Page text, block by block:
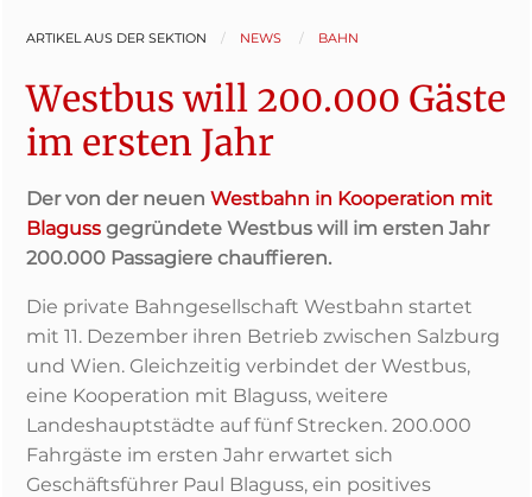
ARTIKEL AUS DER SEKTION NEWS BAHN
Westbus will 200.000 Gäste
im ersten Jahr
Der von der neuen Westbahn in Kooperation mit
Blaguss gegründete Westbus will im ersten Jahr
200.000 Passagiere chauffieren.
Die private Bahngesellschaft Westbahn startet
mit 11. Dezember ihren Betrieb zwischen Salzburg
und Wien. Gleichzeitig verbindet der Westbus,
eine Kooperation mit Blaguss, weitere
Landeshauptstädte auf fünf Strecken. 200.000
Fahrgäste im ersten Jahr erwartet sich
Geschäftsführer Paul Blaguss, ein positives